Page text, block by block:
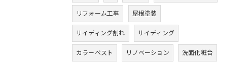
リフォーム工事 屋根塗装
サイディング割れ サイディング
カラーベスト リノベーション 洗面化粧台